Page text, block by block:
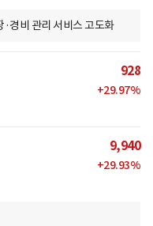
경비 관리 서비스 고도화
928
+29.97%
9,940
+29.93%